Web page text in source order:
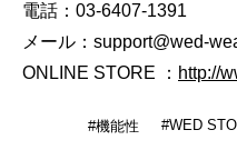
電話：03-6407-1391
メール：support@wed-
ONLINE STORE ： http://
機能性 WED